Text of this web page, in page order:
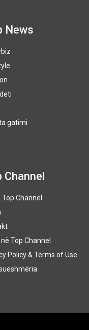
News
gatimi
Channel
Top Channel
Top Channel
Policy & Terms of Use